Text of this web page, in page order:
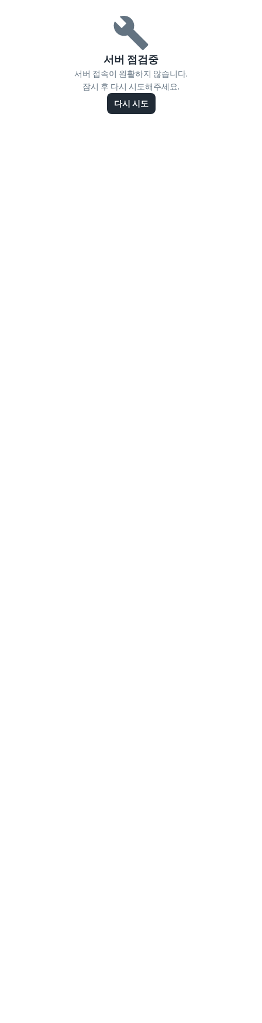
서버 점검중
서버 접속이 원활하지 않습니다.
잠시 후 다시 시도해주세요.
다시 시도